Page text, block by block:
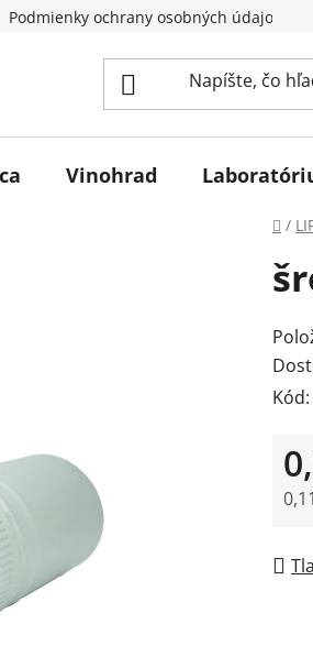
Podmienky ochrany osobných údajov
Vinohrad
/
Kód: